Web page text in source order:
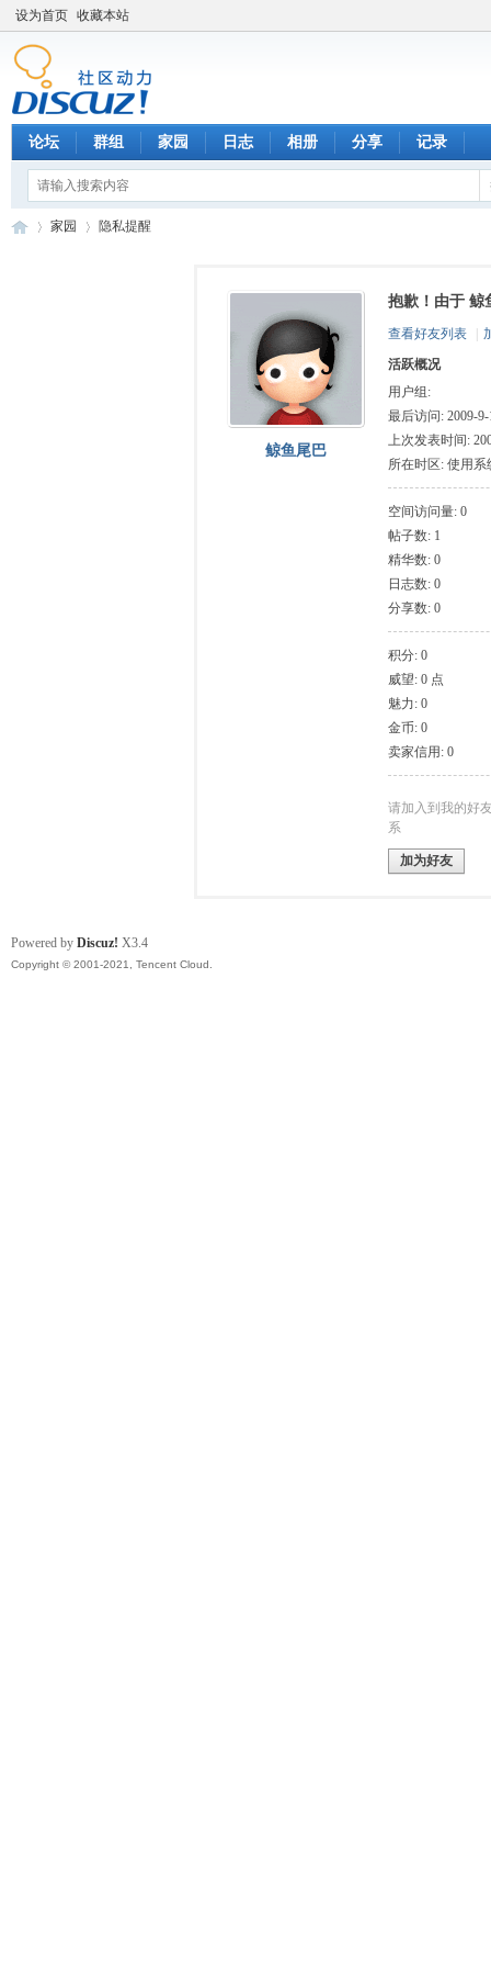
设为首页 收藏本站
论坛 群组 家园 日志 相册 分享 记录
家园 隐私提醒
鲸鱼尾巴
抱歉！由于 鲸
查看好友列表
活跃概况
用户组:
最后访问: 2009-9-
上次发表时间:
所在时区: 使用系
空间访问量: 0
帖子数: 1
精华数: 0
日志数: 0
分享数: 0
积分: 0
威望: 0 点
魅力: 0
金币: 0
卖家信用: 0
请加入到我的好
系
加为好友
Powered by Discuz! X3.4
Copyright © 2001-2021, Tencent Cloud.